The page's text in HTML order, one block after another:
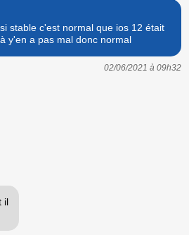
stable c'est normal que ios 12 était
y'en a pas mal donc normal
02/06/2021 à 09h32
il